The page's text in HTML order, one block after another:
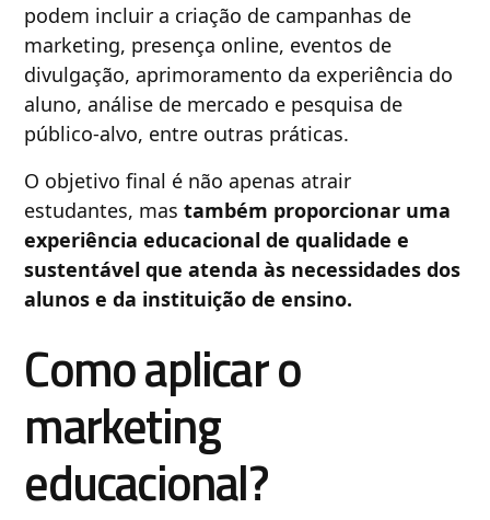
podem incluir a criação de campanhas de
marketing, presença online, eventos de
divulgação, aprimoramento da experiência do
aluno, análise de mercado e pesquisa de
público-alvo, entre outras práticas.
O objetivo final é não apenas atrair
estudantes, mastambém proporcionar uma
experiência educacional de qualidade e
sustentável que atenda às necessidades dos
alunos e da instituição de ensino.
Como aplicar o
marketing
educacional?